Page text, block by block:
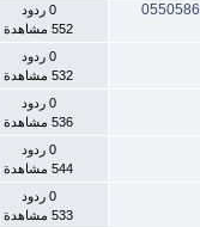
0 ردود
552 مشاهدة
0 ردود
532 مشاهدة
0 ردود
536 مشاهدة
0 ردود
544 مشاهدة
0 ردود
533 مشاهدة